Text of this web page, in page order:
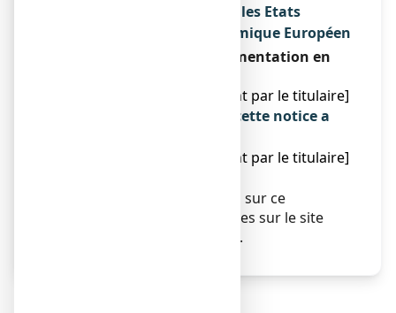
Noms du médicament dans les Etats
membres de l'Espace Economique Européen
Conformément à la réglementation en
[à compléter ultérieurement par le titulaire]
La dernière date à laquelle cette notice a
[à compléter ultérieurement par le titulaire]
Des informations détaillées sur ce
médicament sont disponibles sur le site
Internet de l’ANSM (France).